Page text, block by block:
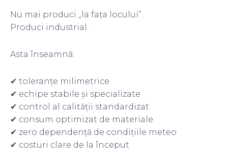
Nu mai produci „la fața locului”.
Produci industrial.
Asta înseamnă:
✔ toleranțe milimetrice
✔ echipe stabile și specializate
✔ control al calității standardizat
✔ consum optimizat de materiale
✔ zero dependență de condițiile meteo
✔ costuri clare de la început